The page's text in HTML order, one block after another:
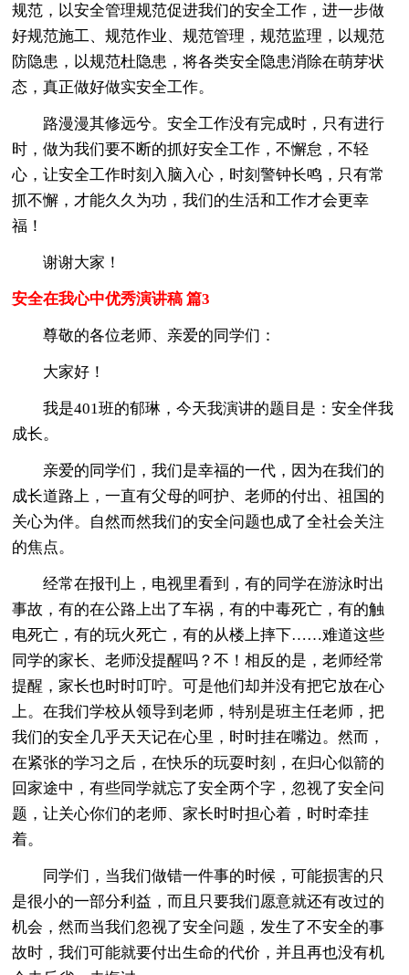
规范，以安全管理规范促进我们的安全工作，进一步做
好规范施工、规范作业、规范管理，规范监理，以规范
防隐患，以规范杜隐患，将各类安全隐患消除在萌芽状
态，真正做好做实安全工作。
路漫漫其修远兮。安全工作没有完成时，只有进行
时，做为我们要不断的抓好安全工作，不懈怠，不轻
心，让安全工作时刻入脑入心，时刻警钟长鸣，只有常
抓不懈，才能久久为功，我们的生活和工作才会更幸
福！
谢谢大家！
安全在我心中优秀演讲稿 篇3
尊敬的各位老师、亲爱的同学们：
大家好！
我是401班的郁琳，今天我演讲的题目是：安全伴我
成长。
亲爱的同学们，我们是幸福的一代，因为在我们的
成长道路上，一直有父母的呵护、老师的付出、祖国的
关心为伴。自然而然我们的安全问题也成了全社会关注
的焦点。
经常在报刊上，电视里看到，有的同学在游泳时出
事故，有的在公路上出了车祸，有的中毒死亡，有的触
电死亡，有的玩火死亡，有的从楼上摔下……难道这些
同学的家长、老师没提醒吗？不！相反的是，老师经常
提醒，家长也时时叮咛。可是他们却并没有把它放在心
上。在我们学校从领导到老师，特别是班主任老师，把
我们的安全几乎天天记在心里，时时挂在嘴边。然而，
在紧张的学习之后，在快乐的玩耍时刻，在归心似箭的
回家途中，有些同学就忘了安全两个字，忽视了安全问
题，让关心你们的老师、家长时时担心着，时时牵挂
着。
同学们，当我们做错一件事的时候，可能损害的只
是很小的一部分利益，而且只要我们愿意就还有改过的
机会，然而当我们忽视了安全问题，发生了不安全的事
故时，我们可能就要付出生命的代价，并且再也没有机